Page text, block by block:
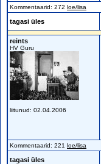
Kommentaarid: 272 loe/lisa
tagasi üles
reints
HV Guru
liitunud: 02.04.2006
Kommentaarid: 221 loe/lisa
tagasi üles